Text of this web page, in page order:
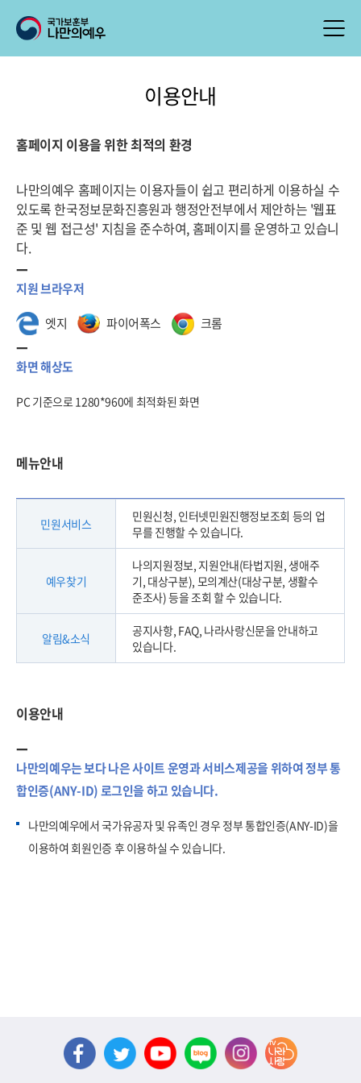
이용안내
홈페이지 이용을 위한 최적의 환경
나만의예우 홈페이지는 이용자들이 쉽고 편리하게 이용하실 수
있도록 한국정보문화진흥원과 행정안전부에서 제안하는 '웹표
준 및 웹 접근성' 지침을 준수하여, 홈페이지를 운영하고 있습니
다.
지원 브라우저
엣지
파이어폭스 크롬
화면 해상도
PC 기준으로 1280*960에 최적화된 화면
메뉴안내
민원서비스
민원신청, 인터넷민원진행정보조회 등의 업
무를 진행할 수 있습니다.
예우찾기
나의지원정보, 지원안내(타법지원, 생애주
기, 대상구분), 모의계산(대상구분, 생활수
준조사) 등을 조회 할 수 있습니다.
알림&소식
공지사항, FAQ, 나라사랑신문을 안내하고
있습니다.
이용안내
나만의예우는 보다 나은 사이트 운영과 서비스제공을 위하여 정부 통
합인증(ANY-ID) 로그인을 하고 있습니다.
나만의예우에서 국가유공자 및 유족인 경우 정부 통합인증(ANY-ID)을
이용하여 회원인증 후 이용하실 수 있습니다.